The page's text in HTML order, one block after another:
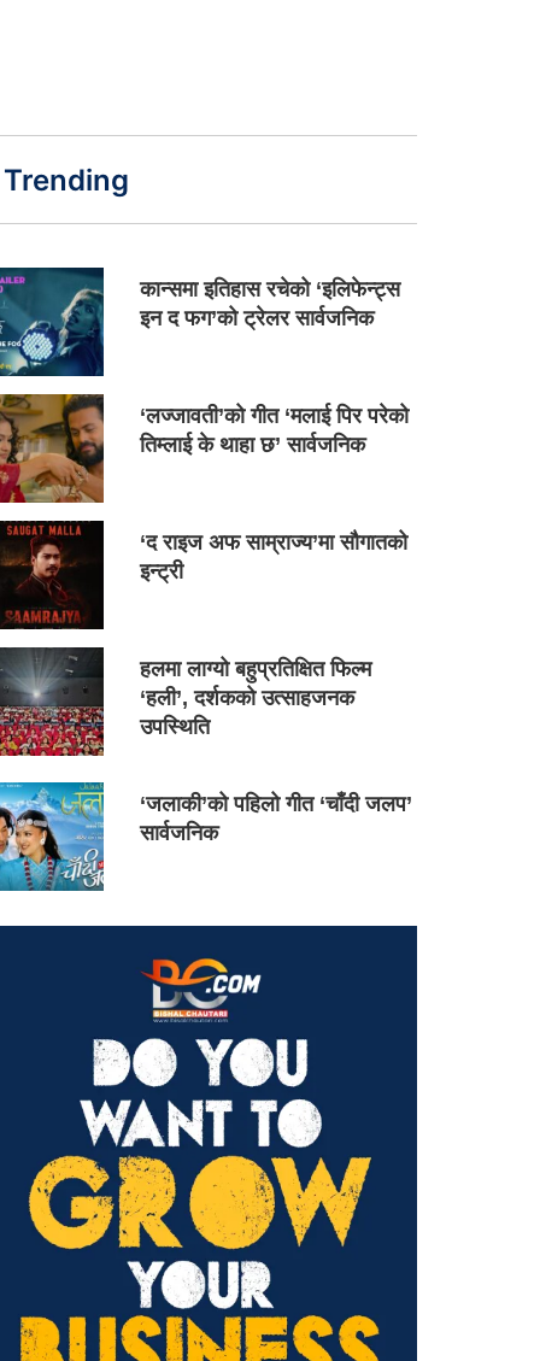
Trending
कान्समा इतिहास रचेको ‘इलिफेन्ट्स
इन द फग’को ट्रेलर सार्वजनिक
‘लज्जावती’को गीत ‘मलाई पिर परेको
तिम्लाई के थाहा छ’ सार्वजनिक
‘द राइज अफ साम्राज्य’मा सौगातको
इन्ट्री
हलमा लाग्यो बहुप्रतिक्षित फिल्म
‘हली’, दर्शकको उत्साहजनक
उपस्थिति
‘जलाकी’को पहिलो गीत ‘चाँदी जलप’
सार्वजनिक